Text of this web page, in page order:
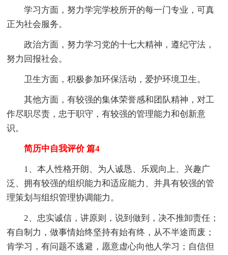
学习方面，努力学完学校所开的每一门专业，可真
正为社会服务。
政治方面，努力学习党的十七大精神，遵纪守法，
努力回报社会。
卫生方面，积极参加环保活动，爱护环境卫生。
其他方面，有较强的集体荣誉感和团队精神，对工
作尽职尽责，忠于职守，有较强的管理能力和创新意
识。
简历中自我评价 篇4
1、本人性格开朗、为人诚恳、乐观向上、兴趣广
泛、拥有较强的组织能力和适应能力、并具有较强的管
理策划与组织管理协调能力。
2、忠实诚信，讲原则，说到做到，决不推卸责任；
有自制力，做事情始终坚持有始有终，从不半途而废；
肯学习，有问题不逃避，愿意虚心向他人学习；自信但